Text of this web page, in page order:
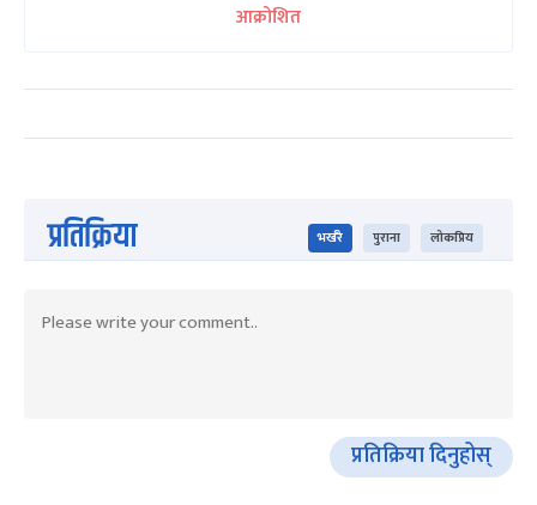
आक्रोशित
प्रतिक्रिया भर्खरै पुराना लोकप्रिय
प्रतिक्रिया दिनुहोस्